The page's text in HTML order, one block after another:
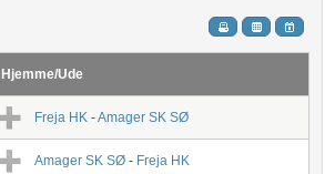
Hjemme/Ude
Freja HK -Amager SK SØ
Amager SK SØ - Freja HK